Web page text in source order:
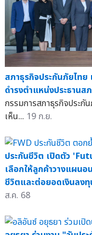
สภาธุรกิจประกันภัยไท
ดำรงตำแหน่งประธานส
กรรมการสภาธุรกิจประ
เห็น... 19 ก.ย.
ประกันชีวิต เปิดตัว
เลือกให้ลูกค้าวางแผน
ชีวิตและต่อยอดเงินลง
ส.ค. 68